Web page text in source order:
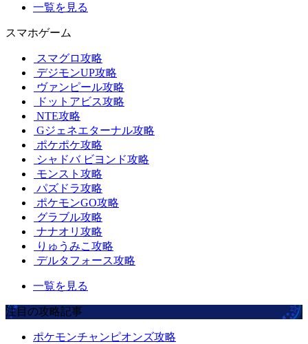
一覧を見る
スマホゲーム
スマグロ攻略
デジモンUP攻略
ヴァンピール攻略
ドットアビス攻略
NTE攻略
Gジェネエターナル攻略
ポケポケ攻略
シャドバ ビヨンド攻略
モンスト攻略
パズドラ攻略
ポケモンGO攻略
グラブル攻略
ナナオリ攻略
りゅうみこ攻略
デルタフォース攻略
一覧を見る
注目の攻略記事
ポケモンチャンピオンズ攻略